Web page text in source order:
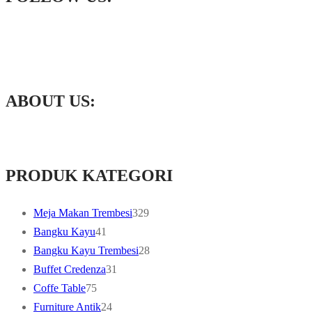
ABOUT US:
PRODUK KATEGORI
Meja Makan Trembesi329329
Bangku Kayu41
products
Bangku Kayu Trembesi2828
Buffet Credenza31
Coffe Table7575
products
Furniture Antik2424